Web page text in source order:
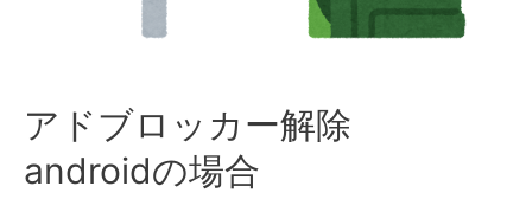
アドブロッカー解除
androidの場合